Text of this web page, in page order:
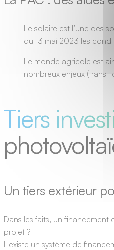
Le solaire est l’une des
du 13 mai 2023 les
Le monde agricole est
nombreux enjeux
Tiers
Un tiers extérieur
Dans les faits, un
projet ?
Il existe un système de